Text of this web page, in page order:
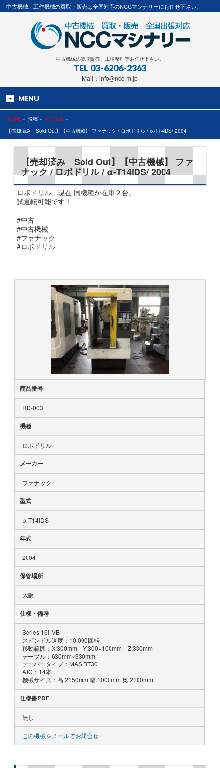
中古機械、工作機械の買取・販売は全国対応のNCCマシナリーにお任せ下さい。
中古機械の買取販売、工場整理等お任せ下さい。
TEL 03-6206-2363
Mail：info@ncc-m.jp
MENU
HOME » 投稿 » 売却済み »
【売却済み Sold Out】【中古機械】 ファナック / ロボドリル / α-T14iDS/ 2004
【売却済み Sold Out】【中古機械】 ファ
ナック / ロボドリル / α-T14iDS/ 2004
ロボドリル、現在 同機種が在庫２台。
試運転可能です！
#中古
#中古機械
#ファナック
#ロボドリル
商品番号
RD-003
機種
ロボドリル
メーカー
ファナック
型式
α-T14iDS
年式
2004
保管場所
大阪
仕様・備考
Series 16i-MB
スピンドル速度：10,000回転
移動範囲：X:300mm Y:300+100mm Z:330mm
テーブル：630mm×330mm
テーパータイプ：MAS BT30
ATC：14本
機械サイズ：高:2150mm 幅:1000mm 奥:2100mm
仕様書PDF
無し
この機械をメールでお問合せ